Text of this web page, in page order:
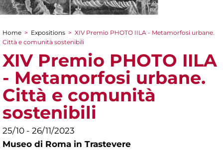
You are here
Home > Expositions > XIV Premio PHOTO IILA - Metamorfosi urbane.
Città e comunità sostenibili
XIV Premio PHOTO IILA
- Metamorfosi urbane.
Città e comunità
sostenibili
25/10 - 26/11/2023
Museo di Roma in Trastevere